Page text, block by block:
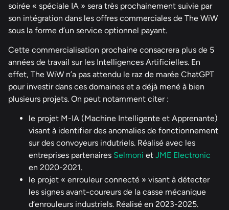
soirée « spéciale IA » sera très prochainement suivie par
son intégration dans les offres commerciales de The WiW
sous la forme d’un service optionnel payant.
Cette commercialisation prochaine consacrera plus de 5
années de travail sur les Intelligences Artificielles. En
effet, The WiW n’a pas attendu le raz de marée ChatGPT
pour investir dans ces domaines et a déjà mené à bien
plusieurs projets. On peut notamment citer :
le projet M-IA (Machine Intelligente et Apprenante)
visant à identifier des anomalies de fonctionnement
sur des convoyeurs indutriels. Réalisé avec les
entreprises partenaires Selmoni et JME Electronic
en 2020-2021.
le projet « enrouleur connecté » visant à détecter
les signes avant-coureurs de la casse mécanique
d’enrouleurs industriels. Réalisé en 2023-2025.